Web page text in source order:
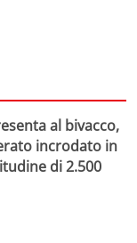
al bivacco,
incrodato in
di 2.500